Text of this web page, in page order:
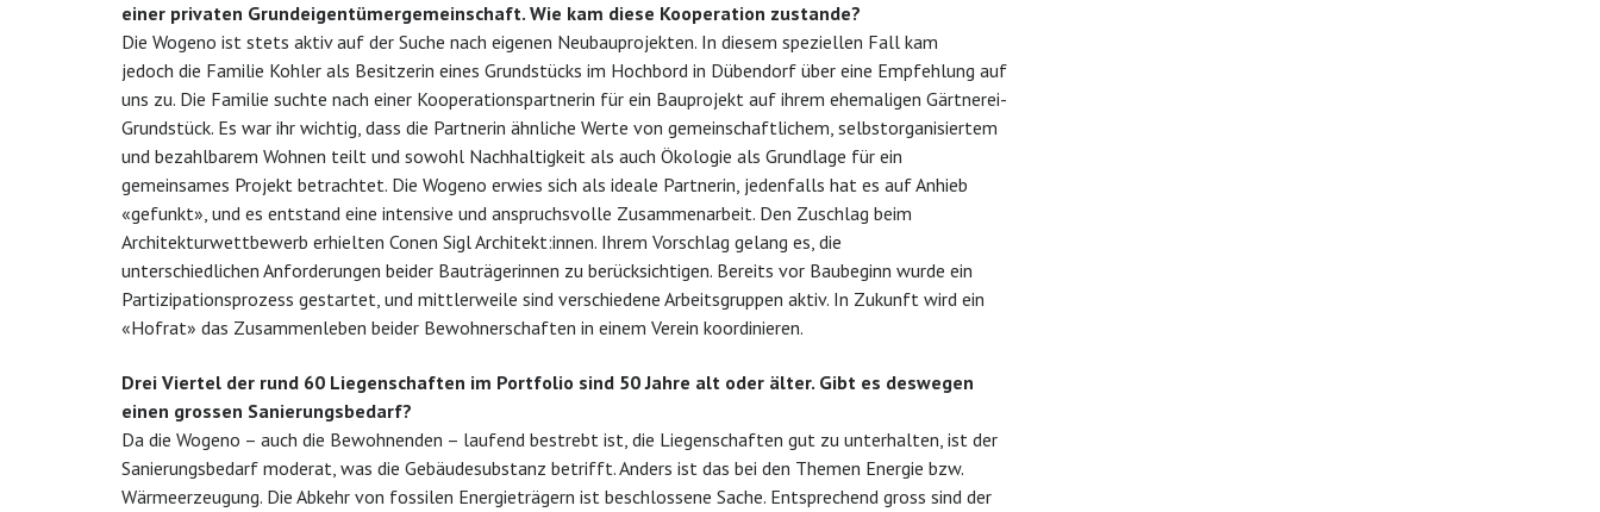
einer privaten Grundeigentümergemeinschaft. Wie kam diese Kooperation zustande?
Die Wogeno ist stets aktiv auf der Suche nach eigenen Neubauprojekten. In diesem speziellen Fall kam
jedoch die Familie Kohler als Besitzerin eines Grundstücks im Hochbord in Dübendorf über eine Empfehlung auf
uns zu. Die Familie suchte nach einer Kooperationspartnerin für ein Bauprojekt auf ihrem ehemaligen Gärtnerei-
Grundstück. Es war ihr wichtig, dass die Partnerin ähnliche Werte von gemeinschaftlichem, selbstorganisiertem
und bezahlbarem Wohnen teilt und sowohl Nachhaltigkeit als auch Ökologie als Grundlage für ein
gemeinsames Projekt betrachtet. Die Wogeno erwies sich als ideale Partnerin, jedenfalls hat es auf Anhieb
«gefunkt», und es entstand eine intensive und anspruchsvolle Zusammenarbeit. Den Zuschlag beim
Architekturwettbewerb erhielten Conen Sigl Architekt:innen. Ihrem Vorschlag gelang es, die
unterschiedlichen Anforderungen beider Bauträgerinnen zu berücksichtigen. Bereits vor Baubeginn wurde ein
Partizipationsprozess gestartet, und mittlerweile sind verschiedene Arbeitsgruppen aktiv. In Zukunft wird ein
«Hofrat» das Zusammenleben beider Bewohnerschaften in einem Verein koordinieren.
Drei Viertel der rund 60 Liegenschaften im Portfolio sind 50 Jahre alt oder älter. Gibt es deswegen
einen grossen Sanierungsbedarf?
Da die Wogeno – auch die Bewohnenden – laufend bestrebt ist, die Liegenschaften gut zu unterhalten, ist der
Sanierungsbedarf moderat, was die Gebäudesubstanz betrifft. Anders ist das bei den Themen Energie bzw.
Wärmeerzeugung. Die Abkehr von fossilen Energieträgern ist beschlossene Sache. Entsprechend gross sind der